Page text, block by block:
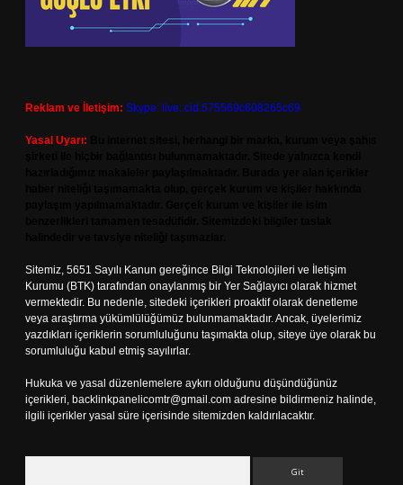
Reklam ve İletişim: Skype: live:.cid.575569c608265c69
Yasal Uyarı:
Sitemiz, 5651 Sayılı Kanun gereğince Bilgi Teknolojileri ve İletişim
Kurumu (BTK) tarafından onaylanmış bir Yer Sağlayıcı olarak hizmet
vermektedir. Bu nedenle, sitedeki içerikleri proaktif olarak denetleme
veya araştırma yükümlülüğümüz bulunmamaktadır. Ancak, üyelerimiz
yazdıkları içeriklerin sorumluluğunu taşımakta olup, siteye üye olarak bu
sorumluluğu kabul etmiş sayılırlar.
Hukuka ve yasal düzenlemelere aykırı olduğunu düşündüğünüz
içerikleri, backlinkpanelicomtr@gmail.com adresine bildirmeniz halinde,
ilgili içerikler yasal süre içerisinde sitemizden kaldırılacaktır.